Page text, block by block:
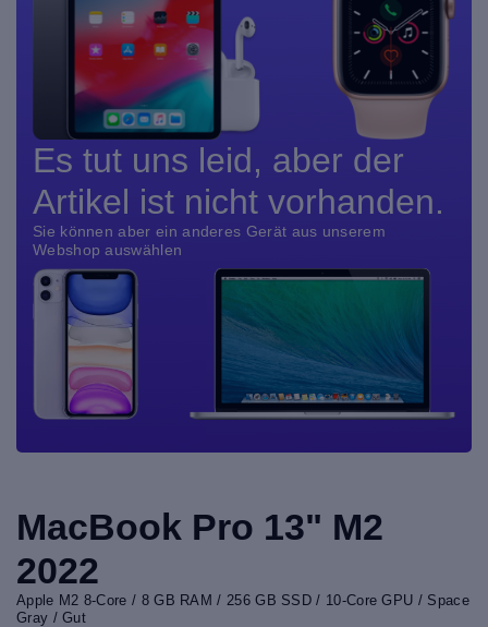
Es tut uns leid, aber der
Artikel ist nicht vorhanden.
Sie können aber ein anderes Gerät aus unserem
Webshop auswählen
MacBook Pro 13" M2
2022
Apple M2 8-Core / 8 GB RAM / 256 GB SSD / 10-Core GPU / Space
Gray / Gut